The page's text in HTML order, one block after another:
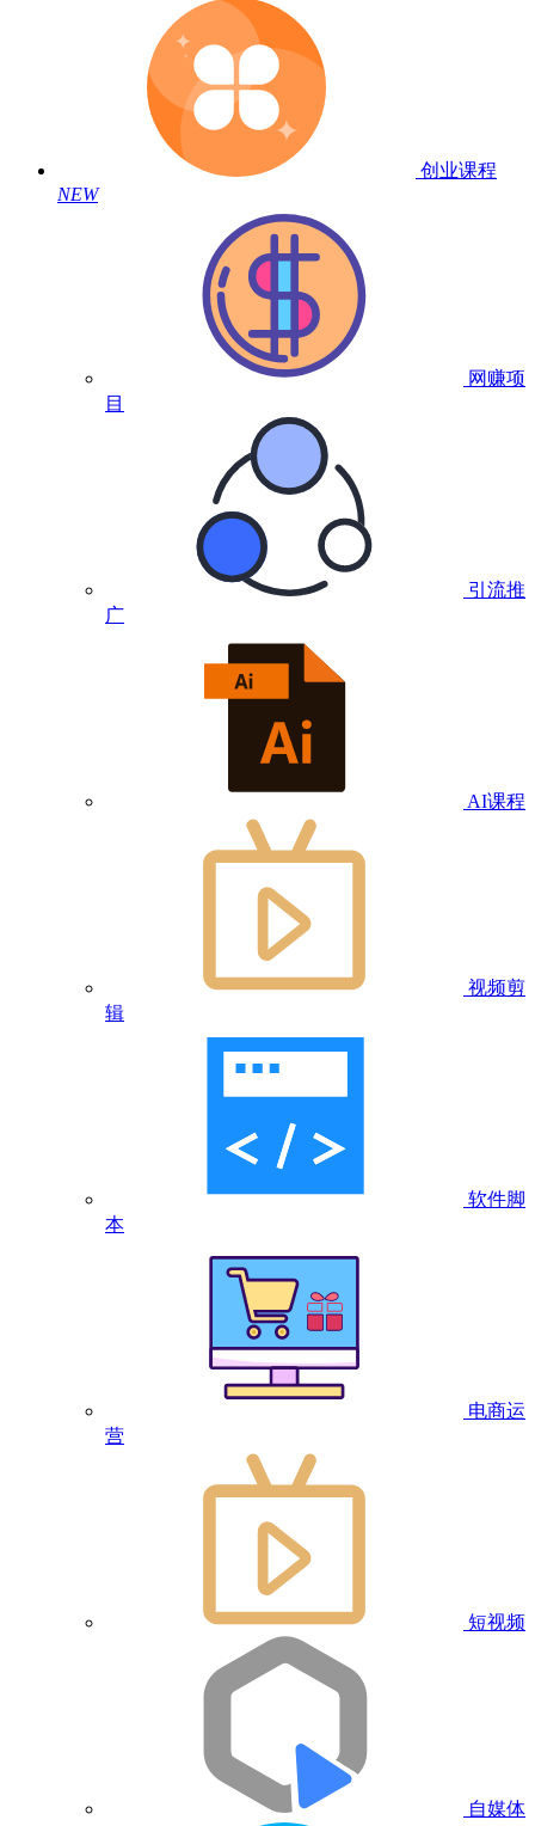
创业课程
NEW
网赚项
目
引流推
广
AI课程
视频剪
辑
软件脚
本
电商运
营
短视频
自媒体